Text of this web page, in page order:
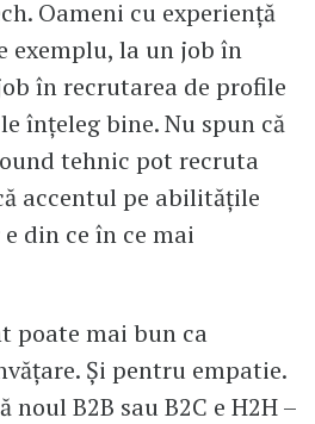
Oameni cu experiență
exemplu, la un job în
în recrutarea de profile
înțeleg bine. Nu spun că
tehnic pot recruta
accentul pe abilitățile
din ce în ce mai
poate mai bun ca
Și pentru empatie.
noul B2B sau B2C e H2H –